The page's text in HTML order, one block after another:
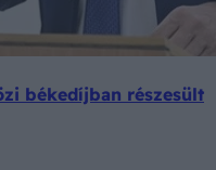
békedíjban részesült